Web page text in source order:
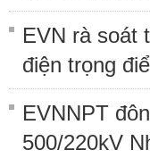
EVN rà soát
điện trọng
EVNNPT
500/220kV